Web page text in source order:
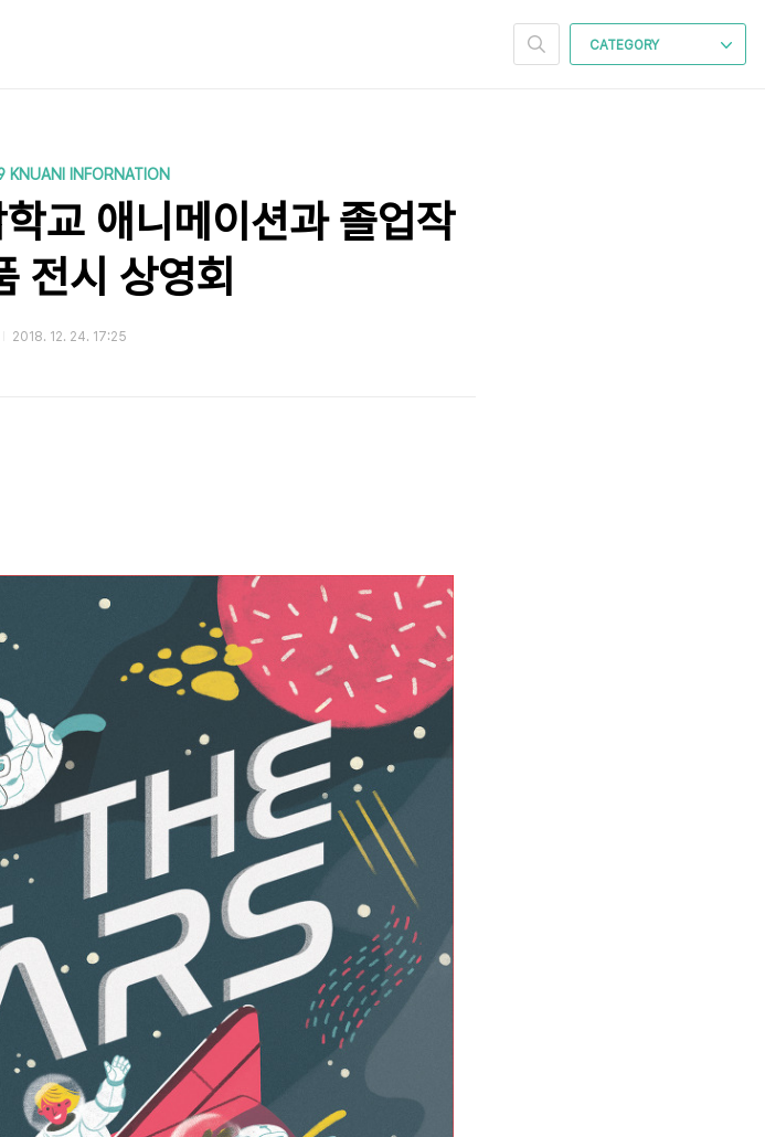
CATEGORY
KNUANI INFORNATION
교 애니메이션과 졸업작
전시 상영회
2018. 12. 24. 17:25